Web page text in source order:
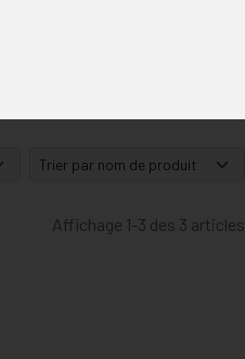
Affichage 1-3 des 3 articles